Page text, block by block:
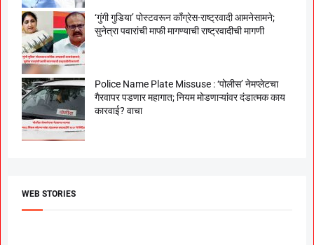
‘गुंगी गुडिया’ पोस्टवरून काँग्रेस-राष्ट्रवादी आमनेसामने;
सुनेत्रा पवारांची माफी मागण्याची राष्ट्रवादीची मागणी
Police Name Plate Missuse : ‘पोलीस’ नेमप्लेटचा
गैरवापर पडणार महागात; नियम मोडणाऱ्यांवर दंडात्मक काय
कारवाई? वाचा
WEB STORIES